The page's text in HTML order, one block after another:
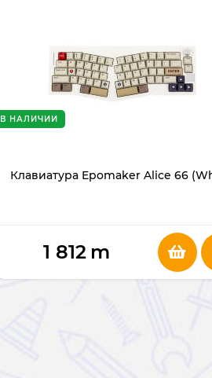
Клавиатура Epomaker Alice 66
В НАЛИЧИИ
1 812 m